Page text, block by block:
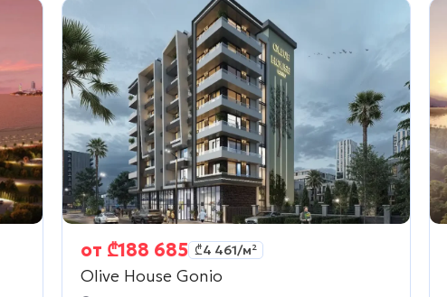
от ₾188 685 ₾4 461/м²
Olive House Gonio